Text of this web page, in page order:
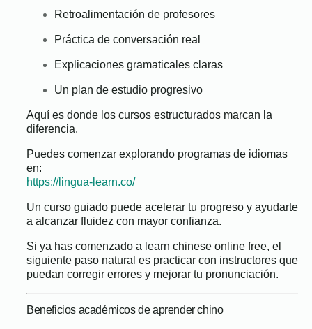
Retroalimentación de profesores
Práctica de conversación real
Explicaciones gramaticales claras
Un plan de estudio progresivo
Aquí es donde los cursos estructurados marcan la
diferencia.
Puedes comenzar explorando programas de idiomas
en:
https://lingua-learn.co/
Un curso guiado puede acelerar tu progreso y ayudarte
a alcanzar fluidez con mayor confianza.
Si ya has comenzado a learn chinese online free, el
siguiente paso natural es practicar con instructores que
puedan corregir errores y mejorar tu pronunciación.
Beneficios académicos de aprender chino